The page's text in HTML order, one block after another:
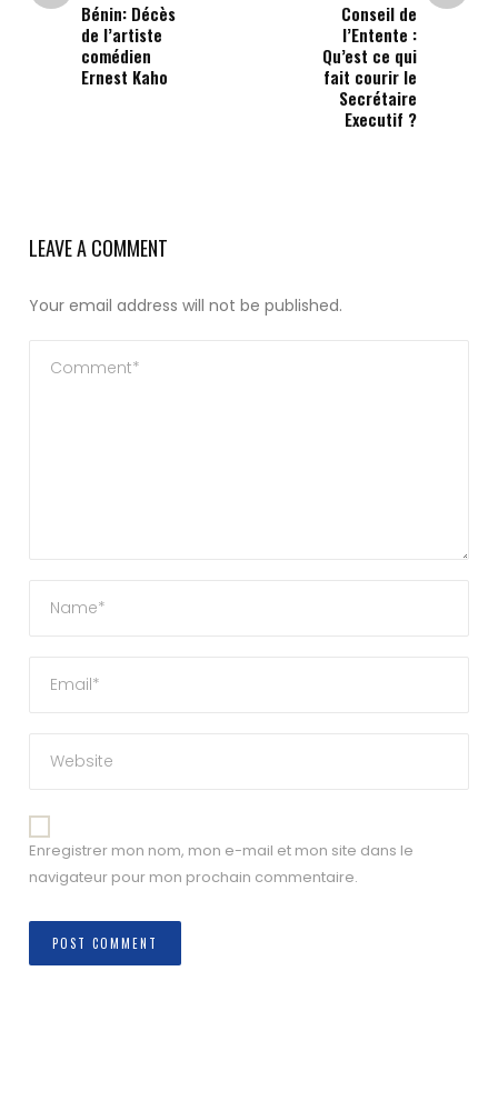
Bénin: Décès
de l’artiste
comédien
Ernest Kaho
Conseil de
l’Entente :
Qu’est ce qui
fait courir le
Secrétaire
Executif ?
LEAVE A COMMENT
Your email address will not be published.
Enregistrer mon nom, mon e-mail et mon site dans le
navigateur pour mon prochain commentaire.